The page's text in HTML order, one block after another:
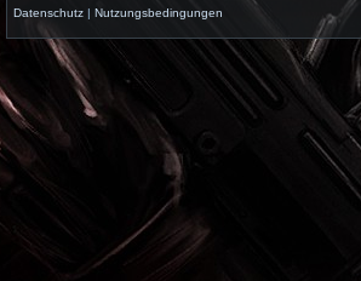
Datenschutz | Nutzungsbedingungen